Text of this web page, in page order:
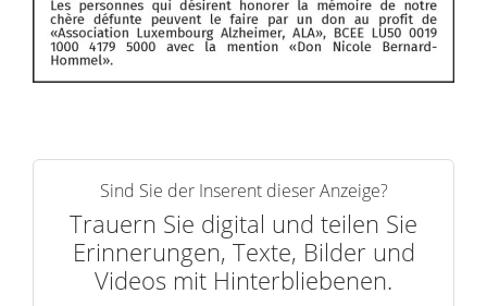
Sind Sie der Inserent dieser Anzeige?
Trauern Sie digital und teilen Sie
Erinnerungen, Texte, Bilder und
Videos mit Hinterbliebenen.